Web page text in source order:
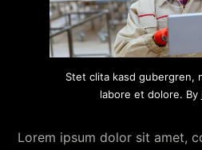
Stet clita kasd gubergren,
labore et dolore. By
Lorem ipsum dolor sit amet,